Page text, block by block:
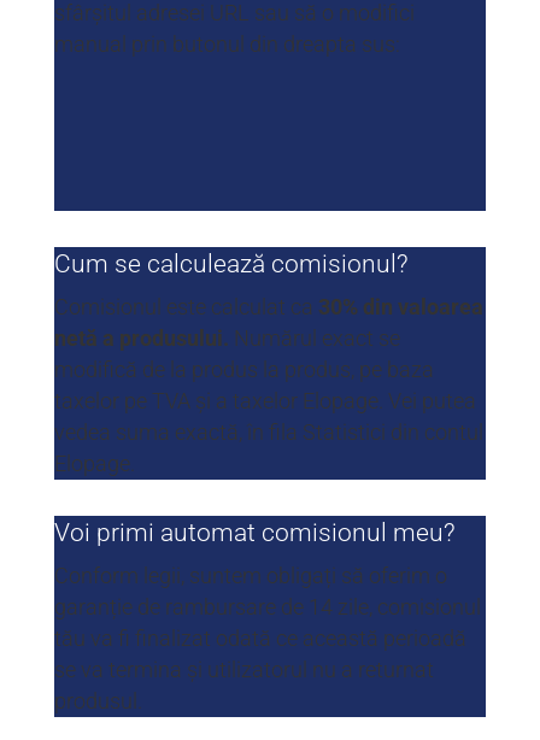
sfârșitul adresei URL sau să o modifici
manual prin butonul din dreapta sus:
Cum se calculează comisionul?
Comisionul este calculat ca 30% din valoarea
netă a produsului. Numărul exact se
modifică de la produs la produs, pe baza
taxelor pe TVA și a taxelor Elopage. Vei putea
vedea suma exactă, în fila Statistici din contul
Elopage.
Voi primi automat comisionul meu?
Conform legii, suntem obligați să oferim o
garanție de rambursare de 14 zile, comisionul
tău va fi finalizat odată ce această perioadă
se va termina și utilizatorul nu a returnat
produsul.